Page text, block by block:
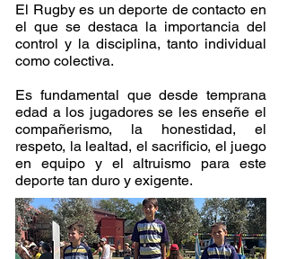
El Rugby es un deporte de contacto en
el que se destaca la importancia del
control y la disciplina, tanto individual
como colectiva.
Es fundamental que desde temprana
edad a los jugadores se les enseñe el
compañerismo, la honestidad, el
respeto, la lealtad, el sacrificio, el juego
en equipo y el altruismo para este
deporte tan duro y exigente.